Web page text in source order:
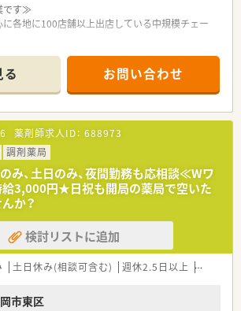
厚生も充実しています。
です≫
各地に100店舗以上出店している中規模チェー
す≫
メインで在宅もございます。
っかりサポートしてくれます
員の方もいるのでシフト調整も可
お問い合わせ
薬剤師求人ID： 688973
調剤薬局
のみ、土日のみ、夜間勤務も応相談≪Wワ
3,000円★日祝も開局の薬局で空いた
か？
検討リストに追加
土日休み(相談可含む) 週休2.5日以上 週32h以
市東区